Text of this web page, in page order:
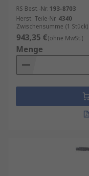
RS Best.-Nr. 193-8703
Herst. Teile-Nr. 4340
Zwischensumme (1 Stück)
943,35 €(ohne MwSt.)
Menge